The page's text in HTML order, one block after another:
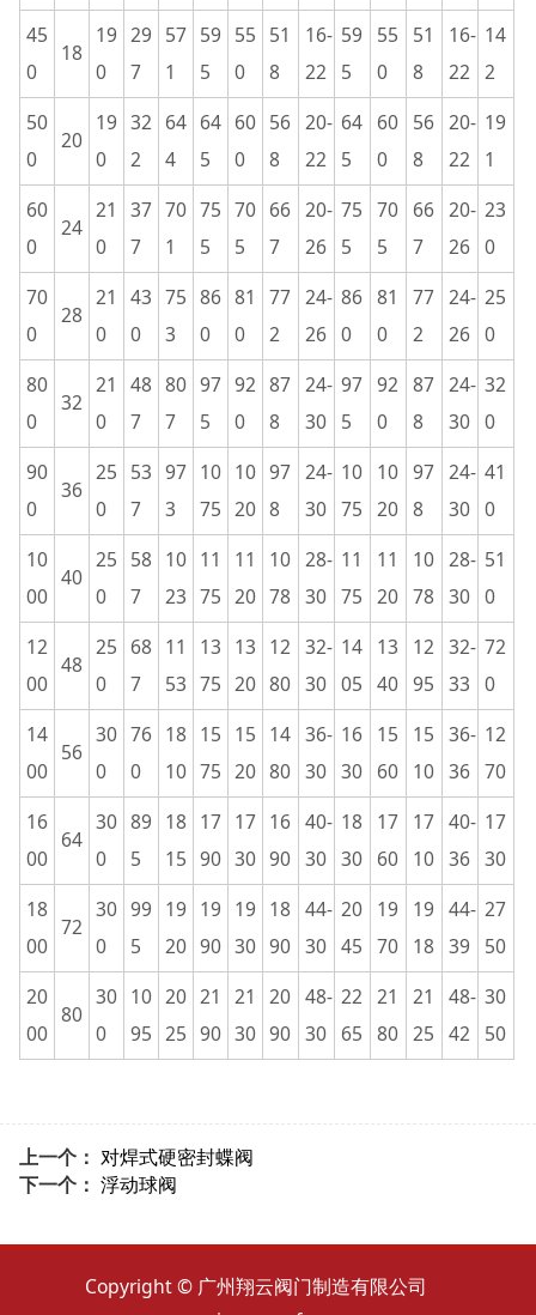
45
0
18
19
0
29
7
57
1
59
5
55
0
51
8
16-
22
59
5
55
0
51
8
16-
22
14
2
50
0
20
19
0
32
2
64
4
64
5
60
0
56
8
20-
22
64
5
60
0
56
8
20-
22
19
1
60
0
24
21
0
37
7
70
1
75
5
70
5
66
7
20-
26
75
5
70
5
66
7
20-
26
23
0
70
0
28
21
0
43
0
75
3
86
0
81
0
77
2
24-
26
86
0
81
0
77
2
24-
26
25
0
80
0
32
21
0
48
7
80
7
97
5
92
0
87
8
24-
30
97
5
92
0
87
8
24-
30
32
0
90
0
36
25
0
53
7
97
3
10
75
10
20
97
8
24-
30
10
75
10
20
97
8
24-
30
41
0
10
00
40
25
0
58
7
10
23
11
75
11
20
10
78
28-
30
11
75
11
20
10
78
28-
30
51
0
12
00
48
25
0
68
7
11
53
13
75
13
20
12
80
32-
30
14
05
13
40
12
95
32-
33
72
0
14
00
56
30
0
76
0
18
10
15
75
15
20
14
80
36-
30
16
30
15
60
15
10
36-
36
12
70
16
00
64
30
0
89
5
18
15
17
90
17
30
16
90
40-
30
18
30
17
60
17
10
40-
36
17
30
18
00
72
30
0
99
5
19
20
19
90
19
30
18
90
44-
30
20
45
19
70
19
18
44-
39
27
50
20
00
80
30
0
10
95
20
25
21
90
21
30
20
90
48-
30
22
65
21
80
21
25
48-
42
30
50
上一个： 对焊式硬密封蝶阀
下一个： 浮动球阀
Copyright © 广州翔云阀门制造有限公司